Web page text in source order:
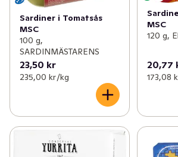
Sardiner i Tomatsås
MSC
100 g,
SARDINMÄSTARENS
23,50 kr
235,00 kr /kg
MSC
120 g,
20,77
173,08